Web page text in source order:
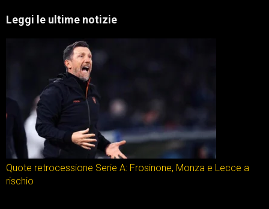
Leggi le ultime notizie
Quote retrocessione Serie A: Frosinone, Monza e Lecce a
rischio